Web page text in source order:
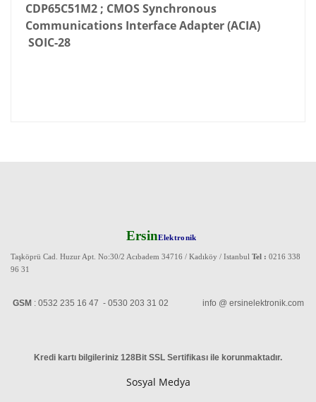
CDP65C51M2 ; CMOS Synchronous
Communications Interface Adapter (ACIA)
SOIC-28
ErsinElektronik
Taşköprü Cad. Huzur Apt. No:30/2 Acıbadem 34716 / Kadıköy / Istanbul Tel : 0216 338
96 31
GSM : 0532 235 16 47 - 0530 203 31 02 info @ ersinelektronik.com
Kredi kartı bilgileriniz 128Bit SSL Sertifikası ile korunmaktadır.
Sosyal Medya